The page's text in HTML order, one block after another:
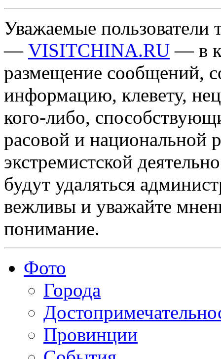
Уважаемые пользователи
— VISITCHINA.RU — в
размещение сообщений,
информацию, клевету,
кого-либо,
расовой и национальной
экстремистской
будут удаляться
вежливы и уважайте
понимание.
Фото
Города
Провинции